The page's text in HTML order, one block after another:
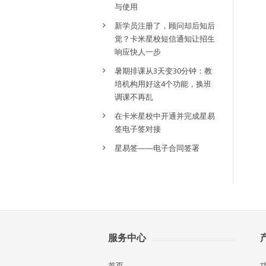
与使用
新学员注册了，顾问却后知后
觉？卡米星校短信通知让招生
响应快人一步
暑期排课从3天变30分钟：教
培机构用好这4个功能，换班
调课不再乱
在卡米星校中开通并完成星易
签电子签对接
星易签——电子合同签署
服务中心